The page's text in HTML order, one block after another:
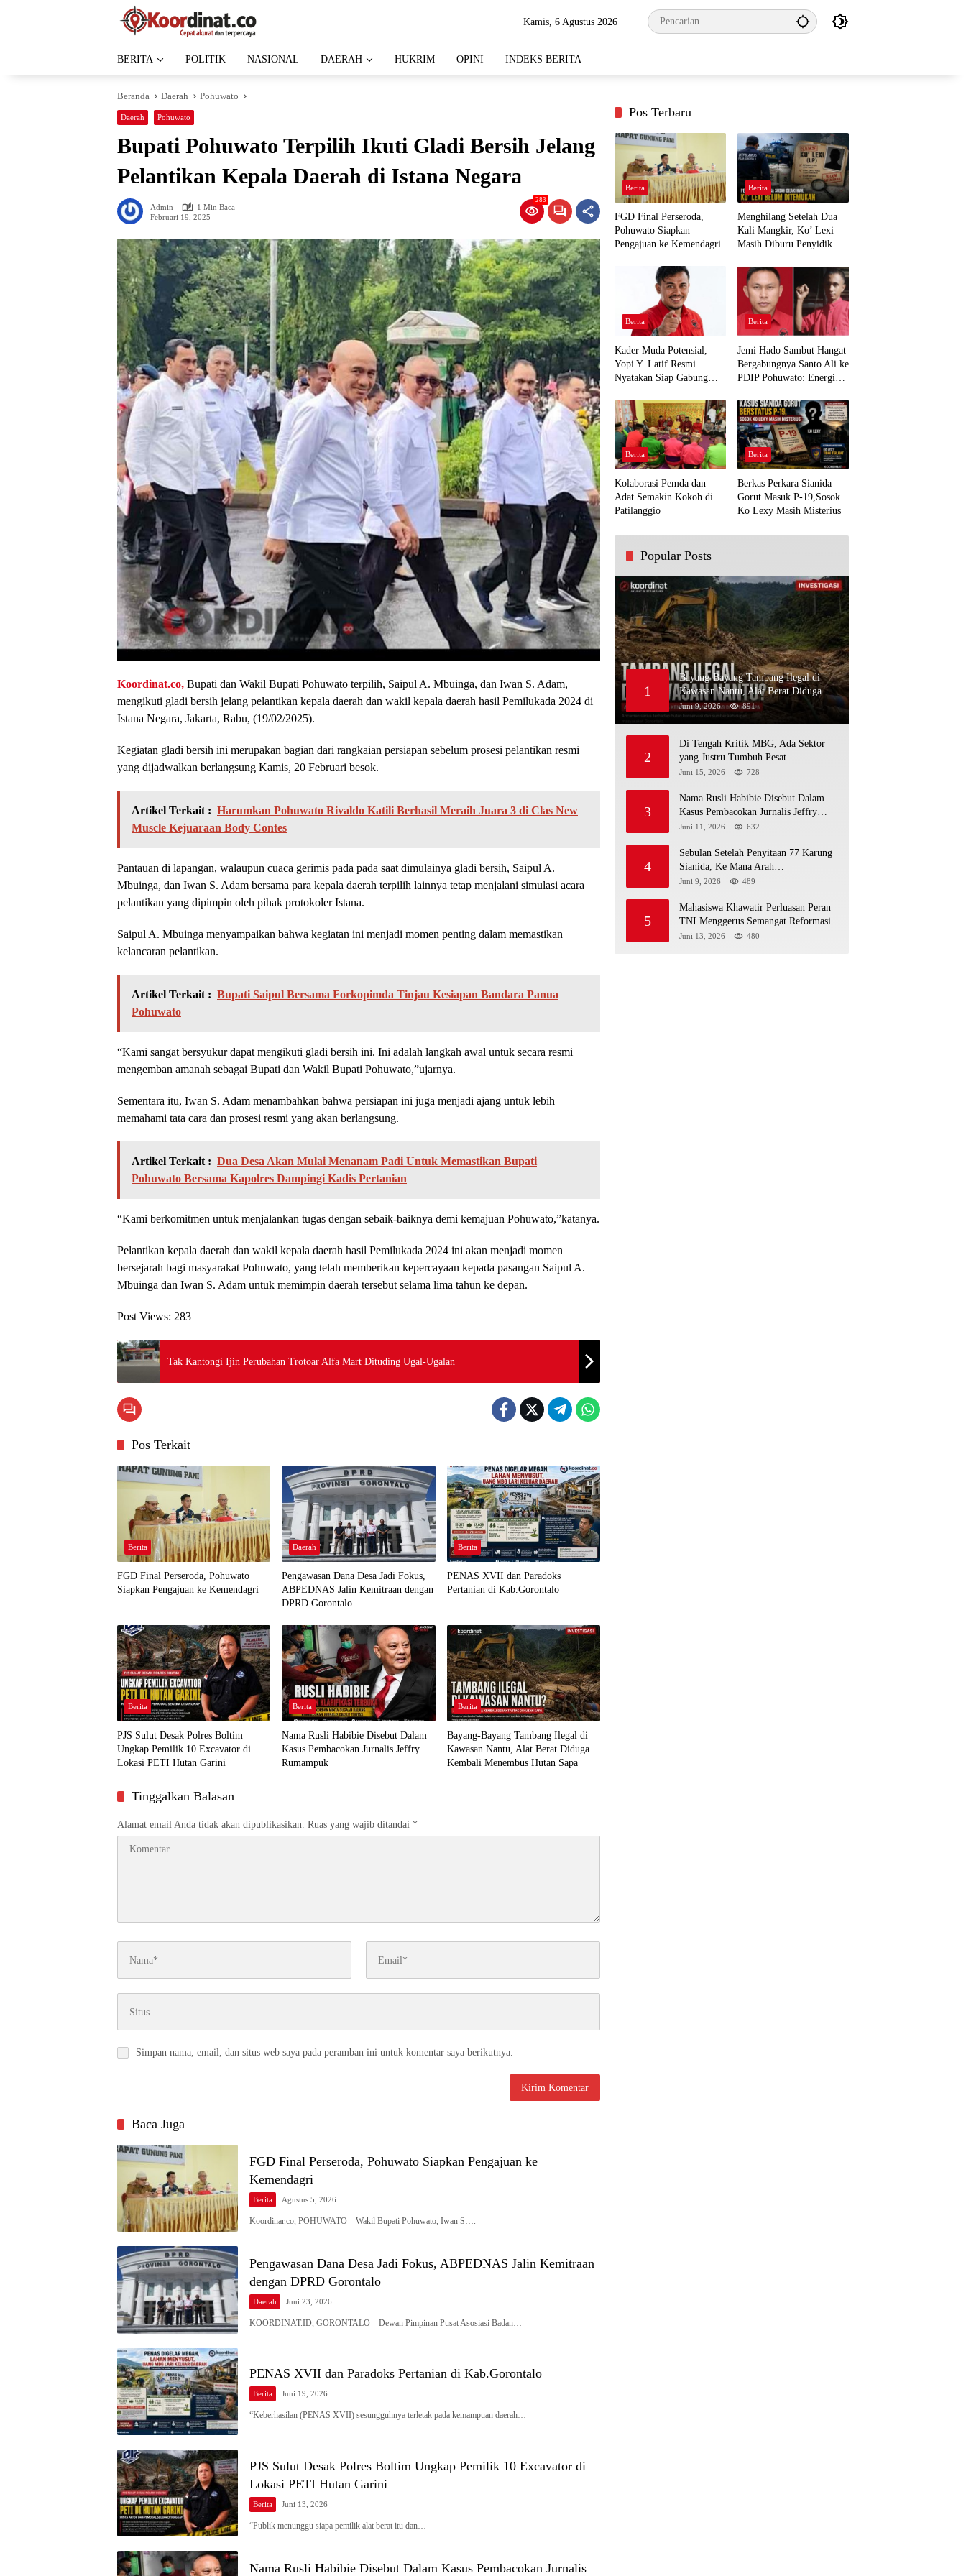
Kamis, 6 Agustus 2026
BERITA POLITIK NASIONAL DAERAH HUKRIM OPINI INDEKS BERITA
Beranda Daerah Pohuwato
Daerah Pohuwato
Bupati Pohuwato Terpilih Ikuti Gladi Bersih Jelang
Pelantikan Kepala Daerah di Istana Negara
Admin
1 Min Baca
Februari 19, 2025
283
Koordinat.co, Bupati dan Wakil Bupati Pohuwato terpilih, Saipul A. Mbuinga, dan Iwan S. Adam,
mengikuti gladi bersih jelang pelantikan kepala daerah dan wakil kepala daerah hasil Pemilukada 2024 di
Istana Negara, Jakarta, Rabu, (19/02/2025).
Kegiatan gladi bersih ini merupakan bagian dari rangkaian persiapan sebelum prosesi pelantikan resmi
yang dijadwalkan berlangsung Kamis, 20 Februari besok.
Artikel Terkait : Harumkan Pohuwato Rivaldo Katili Berhasil Meraih Juara 3 di Clas New
Muscle Kejuaraan Body Contes
Pantauan di lapangan, walaupun cuaca gerimis pada pada saat dimulainya gladi bersih, Saipul A.
Mbuinga, dan Iwan S. Adam bersama para kepala daerah terpilih lainnya tetap menjalani simulasi acara
pelantikan yang dipimpin oleh pihak protokoler Istana.
Saipul A. Mbuinga menyampaikan bahwa kegiatan ini menjadi momen penting dalam memastikan
kelancaran pelantikan.
Artikel Terkait : Bupati Saipul Bersama Forkopimda Tinjau Kesiapan Bandara Panua
Pohuwato
“Kami sangat bersyukur dapat mengikuti gladi bersih ini. Ini adalah langkah awal untuk secara resmi
mengemban amanah sebagai Bupati dan Wakil Bupati Pohuwato,”ujarnya.
Sementara itu, Iwan S. Adam menambahkan bahwa persiapan ini juga menjadi ajang untuk lebih
memahami tata cara dan prosesi resmi yang akan berlangsung.
Artikel Terkait : Dua Desa Akan Mulai Menanam Padi Untuk Memastikan Bupati
Pohuwato Bersama Kapolres Dampingi Kadis Pertanian
“Kami berkomitmen untuk menjalankan tugas dengan sebaik-baiknya demi kemajuan Pohuwato,”katanya.
Pelantikan kepala daerah dan wakil kepala daerah hasil Pemilukada 2024 ini akan menjadi momen
bersejarah bagi masyarakat Pohuwato, yang telah memberikan kepercayaan kepada pasangan Saipul A.
Mbuinga dan Iwan S. Adam untuk memimpin daerah tersebut selama lima tahun ke depan.
Post Views: 283
Tak Kantongi Ijin Perubahan Trotoar Alfa Mart Dituding Ugal-Ugalan
Pos Terkait
Berita
FGD Final Perseroda, Pohuwato
Siapkan Pengajuan ke Kemendagri
Daerah
Pengawasan Dana Desa Jadi Fokus,
ABPEDNAS Jalin Kemitraan dengan
DPRD Gorontalo
Berita
PENAS XVII dan Paradoks
Pertanian di Kab.Gorontalo
Berita
PJS Sulut Desak Polres Boltim
Ungkap Pemilik 10 Excavator di
Lokasi PETI Hutan Garini
Berita
Nama Rusli Habibie Disebut Dalam
Kasus Pembacokan Jurnalis Jeffry
Rumampuk
Berita
Bayang-Bayang Tambang Ilegal di
Kawasan Nantu, Alat Berat Diduga
Kembali Menembus Hutan Sapa
Tinggalkan Balasan
Alamat email Anda tidak akan dipublikasikan. Ruas yang wajib ditandai *
Simpan nama, email, dan situs web saya pada peramban ini untuk komentar saya berikutnya.
Baca Juga
FGD Final Perseroda, Pohuwato Siapkan Pengajuan ke
Kemendagri
Berita Agustus 5, 2026
Koordinar.co, POHUWATO – Wakil Bupati Pohuwato, Iwan S….
Pengawasan Dana Desa Jadi Fokus, ABPEDNAS Jalin Kemitraan
dengan DPRD Gorontalo
Daerah Juni 23, 2026
KOORDINAT.ID, GORONTALO – Dewan Pimpinan Pusat Asosiasi Badan…
PENAS XVII dan Paradoks Pertanian di Kab.Gorontalo
Berita Juni 19, 2026
“Keberhasilan (PENAS XVII) sesungguhnya terletak pada kemampuan daerah…
PJS Sulut Desak Polres Boltim Ungkap Pemilik 10 Excavator di
Lokasi PETI Hutan Garini
Berita Juni 13, 2026
“Publik menunggu siapa pemilik alat berat itu dan…
Nama Rusli Habibie Disebut Dalam Kasus Pembacokan Jurnalis
Pos Terbaru
Berita
FGD Final Perseroda,
Pohuwato Siapkan
Pengajuan ke Kemendagri
Berita
Menghilang Setelah Dua
Kali Mangkir, Ko’ Lexi
Masih Diburu Penyidik
Berita
Kader Muda Potensial,
Yopi Y. Latif Resmi
Nyatakan Siap Gabung
Demi Kawal Aspirasi Bumi
Panua
Berita
Jemi Hado Sambut Hangat
Bergabungnya Santo Ali ke
PDIP Pohuwato: Energi
Rakyat
Berita
Kolaborasi Pemda dan
Adat Semakin Kokoh di
Patilanggio
Berita
Berkas Perkara Sianida
Gorut Masuk P-19,Sosok
Ko Lexy Masih Misterius
Popular Posts
1
Bayang-Bayang Tambang Ilegal di
Kawasan Nantu, Alat Berat Diduga
Kembali Menembus Hutan Sapa
Juni 9, 2026 891
2
Di Tengah Kritik MBG, Ada Sektor
yang Justru Tumbuh Pesat
Juni 15, 2026 728
3
Nama Rusli Habibie Disebut Dalam
Kasus Pembacokan Jurnalis Jeffry
Rumampuk
Juni 11, 2026 632
4
Sebulan Setelah Penyitaan 77 Karung
Sianida, Ke Mana Arah
Penyidikannya?
Juni 9, 2026 489
5
Mahasiswa Khawatir Perluasan Peran
TNI Menggerus Semangat Reformasi
Juni 13, 2026 480